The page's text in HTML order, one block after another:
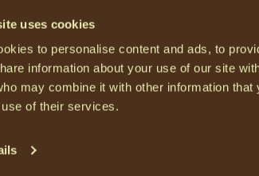
uses cookies
to personalise content and ads, to
information about your use of our site
may combine it with other information that
of their services.